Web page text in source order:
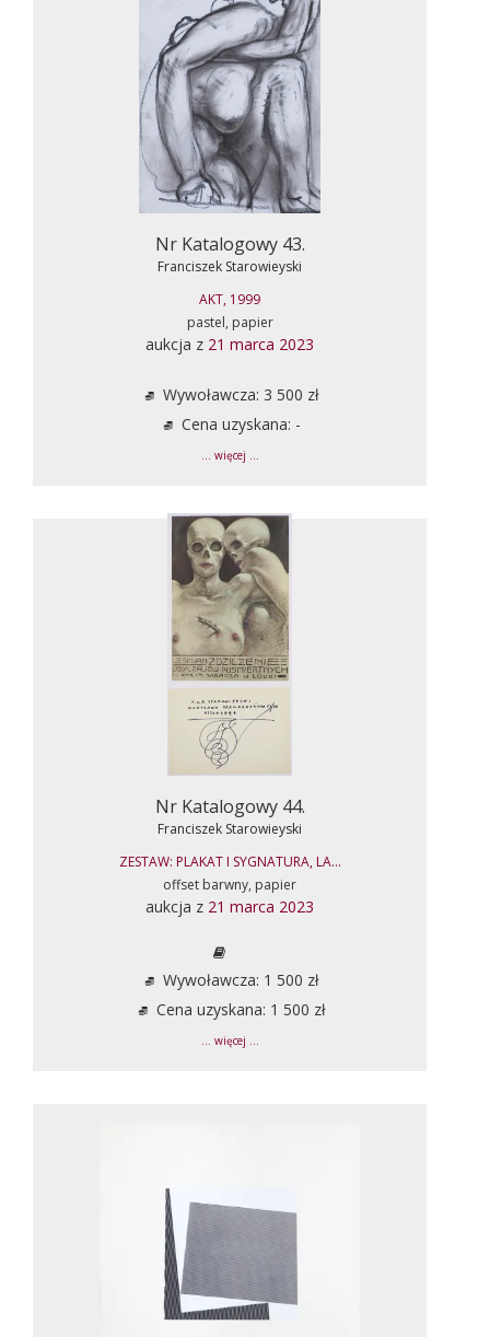
Nr Katalogowy 43.
Franciszek Starowieyski
AKT, 1999
pastel, papier
aukcja z 21 marca 2023
Wywoławcza: 3 500 zł
Cena uzyskana: -
... więcej ...
Nr Katalogowy 44.
Franciszek Starowieyski
ZESTAW: PLAKAT I SYGNATURA, LA...
offset barwny, papier
aukcja z 21 marca 2023
Wywoławcza: 1 500 zł
Cena uzyskana: 1 500 zł
... więcej ...